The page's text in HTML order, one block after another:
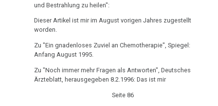
und Bestrahlung zu heilen":
Dieser Artikel ist mir im August vorigen Jahres zugestellt
worden.
Zu "Ein gnadenloses Zuviel an Chemotherapie", Spiegel:
Anfang August 1995.
Zu "Noch immer mehr Fragen als Antworten", Deutsches
Ärzteblatt, herausgegeben 8.2.1996: Das ist mir
Seite 86